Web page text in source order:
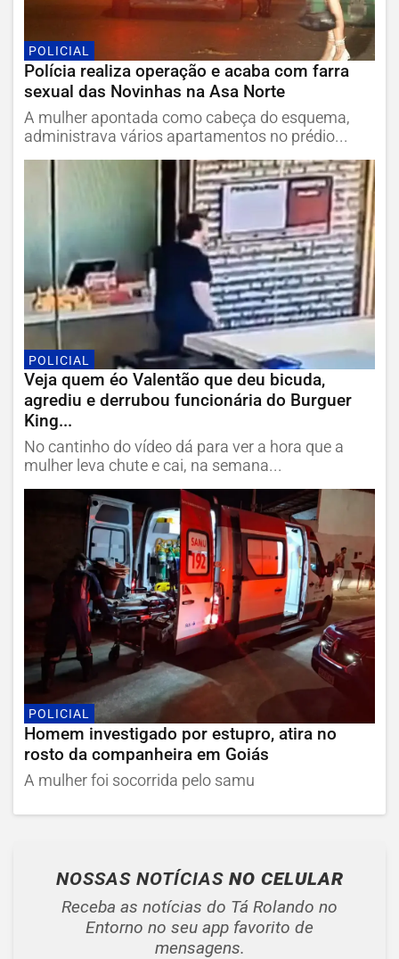
POLICIAL
Polícia realiza operação e acaba com farra
sexual das Novinhas na Asa Norte
A mulher apontada como cabeça do esquema,
administrava vários apartamentos no prédio...
POLICIAL
Veja quem éo Valentão que deu bicuda,
agrediu e derrubou funcionária do Burguer
King...
No cantinho do vídeo dá para ver a hora que a
mulher leva chute e cai, na semana...
POLICIAL
Homem investigado por estupro, atira no
rosto da companheira em Goiás
A mulher foi socorrida pelo samu
NOSSAS NOTÍCIAS NO CELULAR
Receba as notícias do Tá Rolando no
Entorno no seu app favorito de
mensagens.